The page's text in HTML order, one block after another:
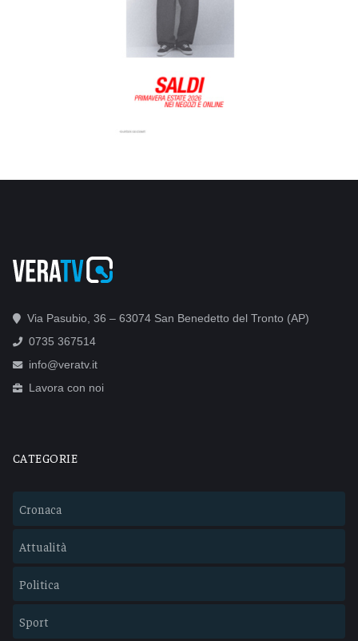
Via Pasubio, 36 – 63074 San Benedetto del Tronto (AP)
0735 367514
info@veratv.it
Lavora con noi
CATEGORIE
Cronaca
Attualità
Politica
Sport